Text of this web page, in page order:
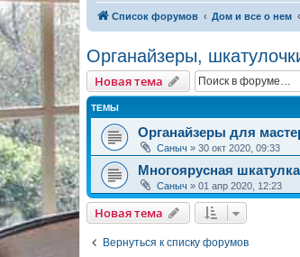
Список форумов Дом и все о нем
Органайзеры,
Новая тема
ТЕМЫ
Органайзеры для
Саныч » 30 окт 2020, 09:33
Многоярусная
Саныч » 01 апр 2020, 12:23
Новая тема
Вернуться к списку форумов